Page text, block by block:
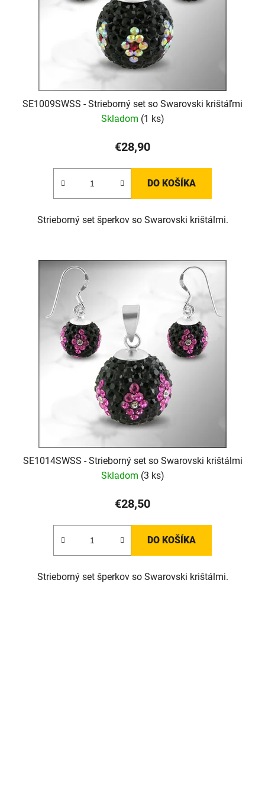
SE1009SWSS - Strieborný set so Swarovski krištáľmi
Skladom (1 ks)
€28,90
DO KOŠÍKA
Strieborný set šperkov so Swarovski krištálmi.
SE1014SWSS - Strieborný set so Swarovski krištálmi
Skladom (3 ks)
€28,50
DO KOŠÍKA
Strieborný set šperkov so Swarovski krištálmi.